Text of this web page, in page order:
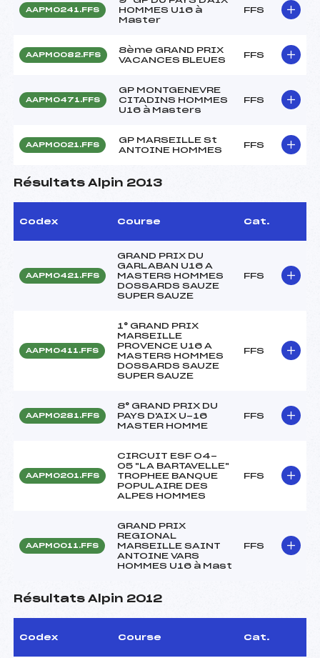
AAPM0241.FFS
HOMMES U16 à
Master
FFS
AAPM0082.FFS
8ème GRAND PRIX
VACANCES BLEUES
FFS
AAPM0471.FFS
GP MONTGENEVRE
CITADINS HOMMES
U16 à Masters
FFS
AAPM0021.FFS
GP MARSEILLE St
ANTOINE HOMMES
FFS
Résultats Alpin 2013
Codex Course Cat.
AAPM0421.FFS
GRAND PRIX DU
GARLABAN U16 A
MASTERS HOMMES
DOSSARDS SAUZE
SUPER SAUZE
FFS
AAPM0411.FFS
1° GRAND PRIX
MARSEILLE
PROVENCE U16 A
MASTERS HOMMES
DOSSARDS SAUZE
SUPER SAUZE
FFS
AAPM0281.FFS
8° GRAND PRIX DU
PAYS D'AIX U-16
MASTER HOMME
FFS
AAPM0201.FFS
CIRCUIT ESF 04-
05 "LA BARTAVELLE"
TROPHEE BANQUE
POPULAIRE DES
ALPES HOMMES
FFS
AAPM0011.FFS
GRAND PRIX
REGIONAL
MARSEILLE SAINT
ANTOINE VARS
HOMMES U16 à Mast
FFS
Résultats Alpin 2012
Codex Course Cat.